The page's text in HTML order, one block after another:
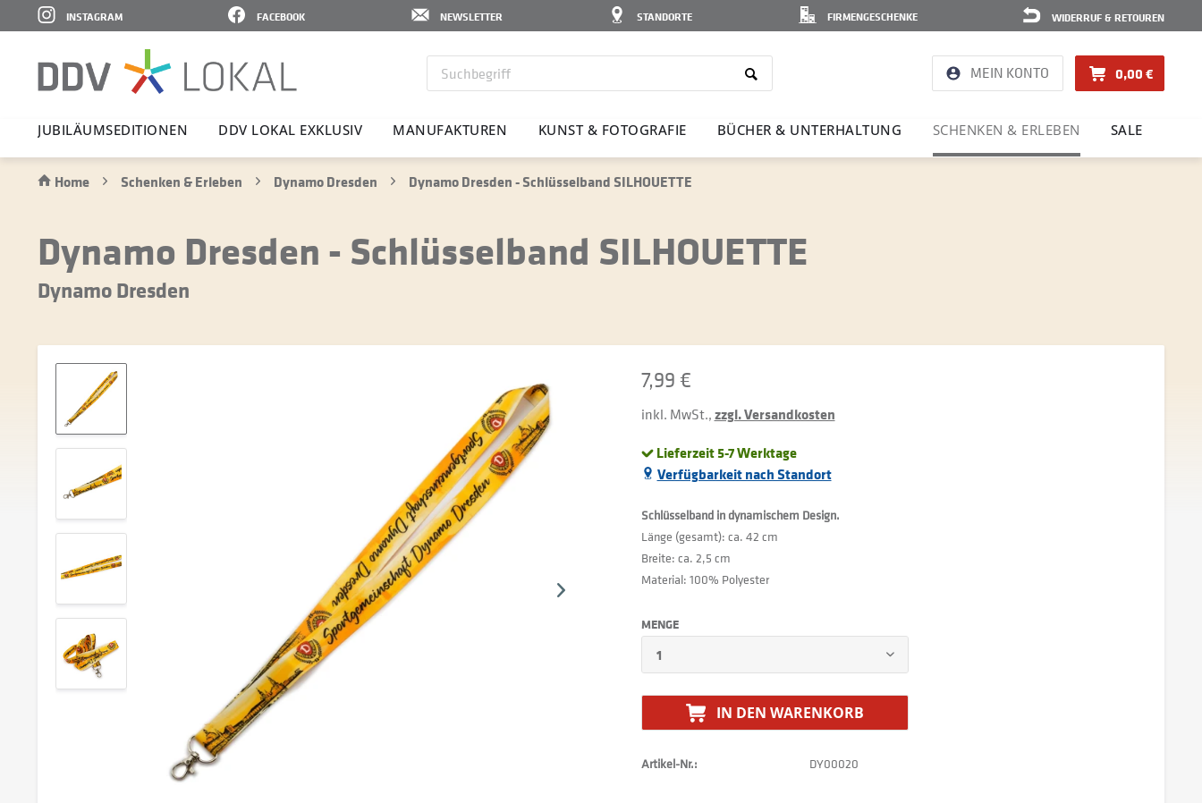
WIDERRUF & RETOUREN
FIRMENGESCHENKE
STANDORTE
NEWSLETTER
FACEBOOK
INSTAGRAM
MEIN KONTO 0,00 €
JUBI­LÄ­UMS­E­DI­TIONEN DDV LOKAL EXKLUSIV MANU­FAK­TUREN KUNST & FOTO­GRAFIE BÜCHER & UNTER­HAL­TUNG SCHENKEN & ERLEBEN SALE
Home Schenken & Erleben Dynamo Dresden Dynamo Dresden - Schlüsselband SILHOUETTE
Dynamo Dresden - Schlüsselband SILHOUETTE
Dynamo Dresden
7,99 €
inkl. MwSt.,zzgl. Versandkosten
Lieferzeit 5-7 Werktage
Verfügbarkeit nach Standort
Schlüsselband in dynamischem Design.
Länge (gesamt): ca. 42 cm
Breite: ca. 2,5 cm
Material: 100% Polyester
MENGE
IN DEN WARENKORB
Artikel-Nr.: DY00020